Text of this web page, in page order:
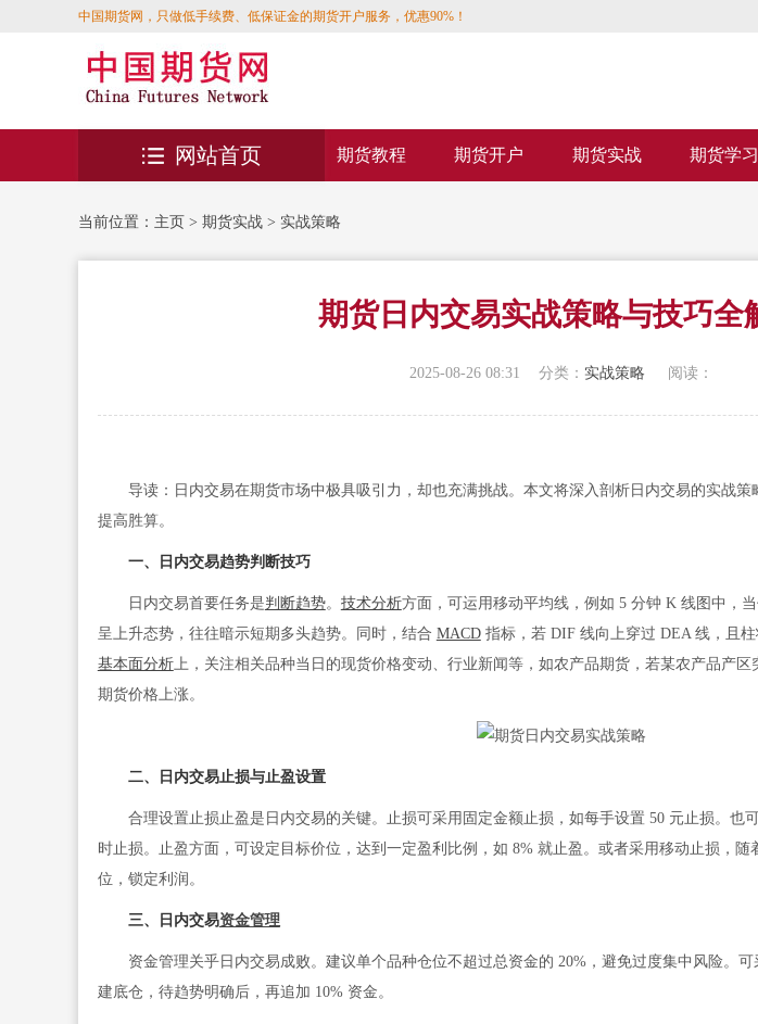
中国期货网，只做低手续费、低保证金的期货开户服务，优惠90%！
期货教程 期货开户 期货实战 期货学习
网站首页
当前位置： 主页 > 期货实战 > 实战策略
期货日内交易实战策略与技巧全
2025-08-26 08:31 分类： 实战策略 阅读：
导读：日内交易在期货市场中极具吸引力，却也充满挑战。本文将深入剖析日内交易的实战策
提高胜算。
一、日内交易趋势判断技巧
日内交易首要任务是判断趋势。 技术分析方面，可运用移动平均线，例如 5 分钟 K 线图中，
呈上升态势，往往暗示短期多头趋势。同时，结合 MACD指标，若 DIF 线向上穿过 DEA 线，且柱
基本面分析上，关注相关品种当日的现货价格变动、行业新闻等，如农产品期货，若某农产品产
期货价格上涨。
二、日内交易止损与止盈设置
合理设置止损止盈是日内交易的关键。止损可采用固定金额止损，如每手设置 50 元止损。也
时止损。止盈方面，可设定目标价位，达到一定盈利比例，如 8% 就止盈。或者采用移动止损，
位，锁定利润。
三、日内交易资金管理
资金管理关乎日内交易成败。建议单个品种仓位不超过总资金的 20%，避免过度集中风险。可
建底仓，待趋势明确后，再追加 10% 资金。